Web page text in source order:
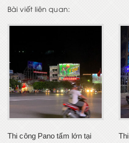
Bài viết liên quan:
Thi công Pano tấm lớn tại